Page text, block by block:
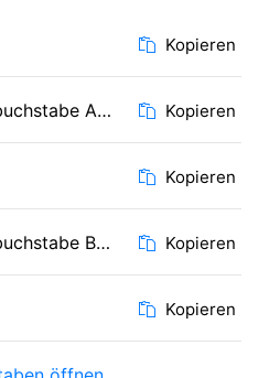
Kopieren
Griechischer Großbuchstabe Alpha Kopieren
Kopieren
Griechischer Großbuchstabe Beta Kopieren
Kopieren